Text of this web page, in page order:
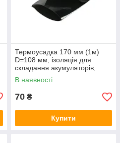
Термоусадка 170 мм (1м)
D=108 мм, ізоляція для
складання акумуляторів,
термозбіжна плівка
В наявності
70 ₴
Купити